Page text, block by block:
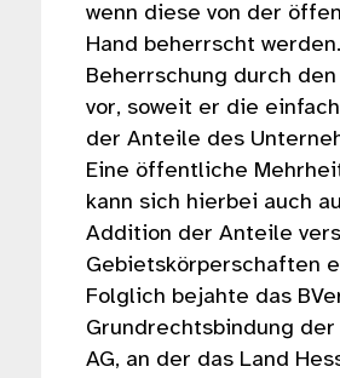
wenn diese von der
Hand beherrscht
Beherrschung durch
vor, soweit er die
der Anteile des
Eine öffentliche
kann sich hierbei auch
Addition der Anteile
Gebietskörperschaften
Folglich bejahte das
Grundrechtsbindung der
AG, an der das Land